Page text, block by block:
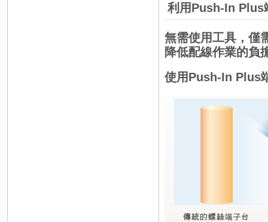
利用Push-In Plus
無需使用工具，僅
降低配線作業的負
使用Push-In Plus